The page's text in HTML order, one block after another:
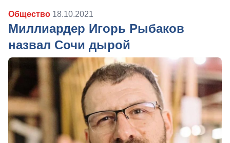
Общество 18.10.2021
Миллиардер Игорь Рыбаков
назвал Сочи дырой